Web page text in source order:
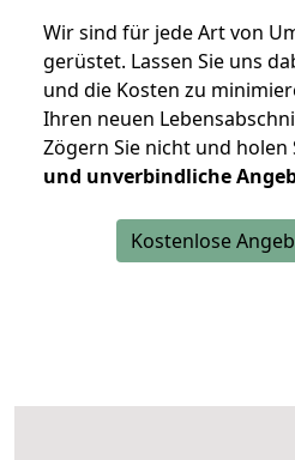
Wir sind für jede Art von
gerüstet. Lassen Sie uns
und die Kosten zu
Ihren neuen
Zögern Sie nicht und holen
und unverbindliche
Kostenlose